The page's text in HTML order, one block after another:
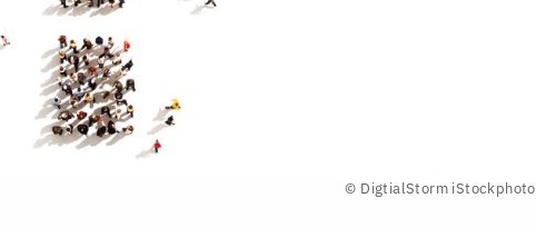
© DigtialStorm iStockphoto